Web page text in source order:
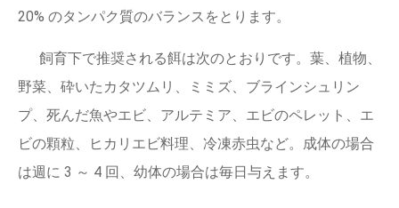
20% のタンパク質のバランスをとります。
飼育下で推奨される餌は次のとおりです。葉、植物、
野菜、砕いたカタツムリ、ミミズ、ブラインシュリン
プ、死んだ魚やエビ、アルテミア、エビのペレット、エ
ビの顆粒、ヒカリエビ料理、冷凍赤虫など。成体の場合
は週に 3 ～ 4 回、幼体の場合は毎日与えます。